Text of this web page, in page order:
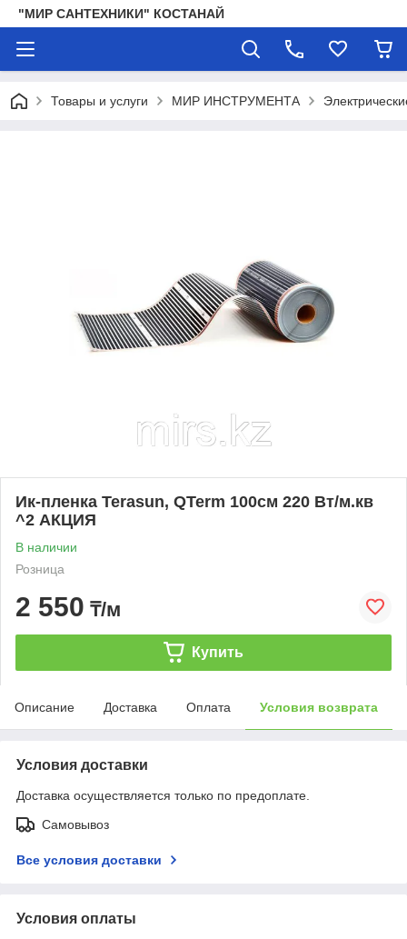
"МИР САНТЕХНИКИ" КОСТАНАЙ
Товары и услуги МИР ИНСТРУМЕНТА
Ик-пленка Terasun, QTerm 100см 220 Вт/м.кв
^2 АКЦИЯ
В наличии
Розница
2 550 ₸/м
Купить
Описание Доставка Оплата Условия возврата
Условия доставки
Доставка осуществляется только по предоплате.
Самовывоз
Все условия доставки
Условия оплаты